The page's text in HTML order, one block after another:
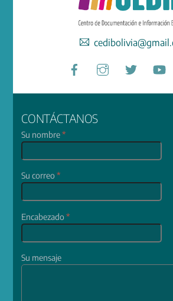
Facebook
CONTÁCTANOS
Su nombre*
Su correo*
Encabezado*
Su mensaje